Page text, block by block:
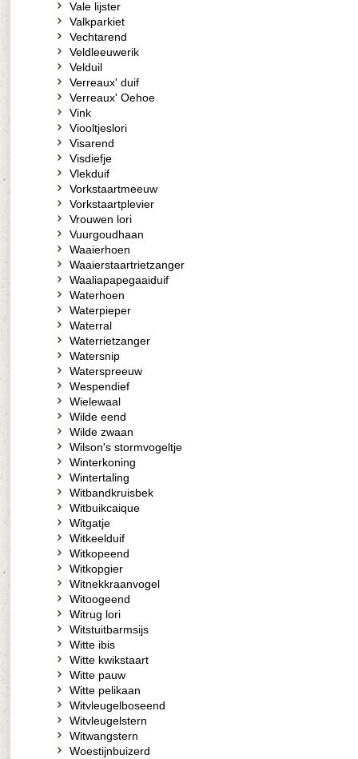
Vale lijster
Valkparkiet
Vechtarend
Veldleeuwerik
Velduil
Verreaux' duif
Verreaux' Oehoe
Vink
Viooltjeslori
Visarend
Visdiefje
Vlekduif
Vorkstaartmeeuw
Vorkstaartplevier
Vrouwen lori
Vuurgoudhaan
Waaierhoen
Waaierstaartrietzanger
Waaliapapegaaiduif
Waterhoen
Waterpieper
Waterral
Waterrietzanger
Watersnip
Waterspreeuw
Wespendief
Wielewaal
Wilde eend
Wilde zwaan
Wilson's stormvogeltje
Winterkoning
Wintertaling
Witbandkruisbek
Witbuikcaique
Witgatje
Witkeelduif
Witkopeend
Witkopgier
Witnekkraanvogel
Witoogeend
Witrug lori
Witstuitbarmsijs
Witte ibis
Witte kwikstaart
Witte pauw
Witte pelikaan
Witvleugelboseend
Witvleugelstern
Witwangstern
Woestijnbuizerd